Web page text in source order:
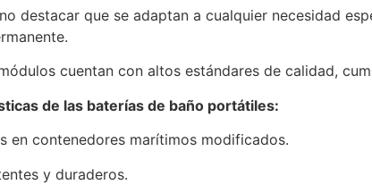
destacar que se adaptan a cualquier necesidad
cuentan con altos estándares de calidad,
de las baterías de baño portátiles:
en contenedores marítimos modificados.
y duraderos.